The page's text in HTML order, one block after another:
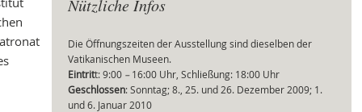
Nützliche Infos
Die Öffnungszeiten der Ausstellung sind dieselben der
Vatikanischen Museen.
Eintritt: 9:00 –16:00 Uhr, Schließung: 18:00 Uhr
Geschlossen: Sonntag; 8., 25. und 26. Dezember 2009; 1.
und 6. Januar 2010